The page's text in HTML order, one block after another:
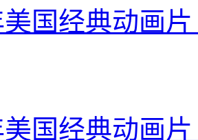
美国经典动画
美国经典动画